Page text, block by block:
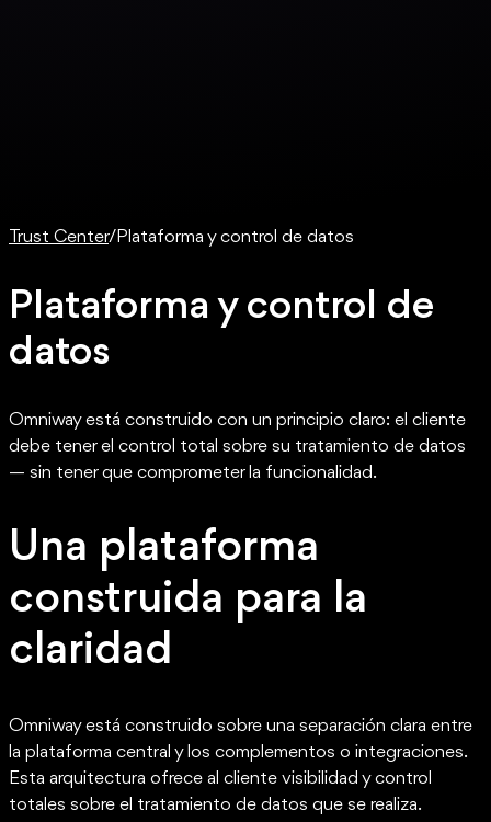
Trust Center/Plataforma y control de datos
Plataforma y control de
datos
Omniway está construido con un principio claro: el cliente
debe tener el control total sobre su tratamiento de datos
— sin tener que comprometer la funcionalidad.
Una plataforma
construida para la
claridad
Omniway está construido sobre una separación clara entre
la plataforma central y los complementos o integraciones.
Esta arquitectura ofrece al cliente visibilidad y control
totales sobre el tratamiento de datos que se realiza.